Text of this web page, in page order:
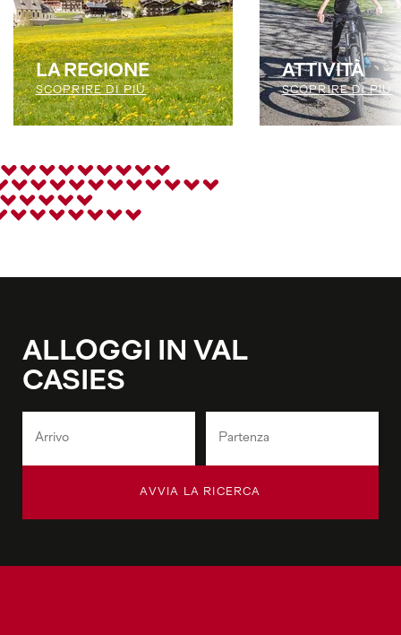
LA REGIONE
SCOPRIRE DI PIÙ
ATTIVITÀ
SCOPRIRE DI PIÙ
ALLOGGI IN VAL
CASIES
AVVIA LA RICERCA